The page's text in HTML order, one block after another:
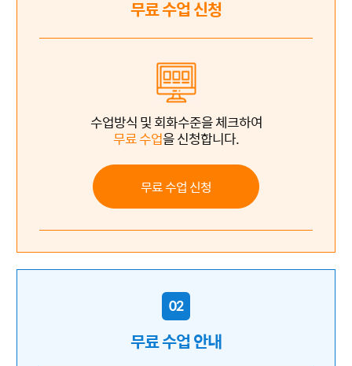
무료 수업 신청
수업방식 및 회화수준을 체크하여
무료 수업을 신청합니다.
무료 수업 신청
02
무료 수업 안내